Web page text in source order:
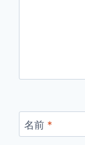
名前 *